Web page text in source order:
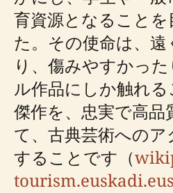
育資源となること
た。その使命は、遠
り、傷みやすかっ
ル作品にしか触れ
傑作を、忠実で高品
て、古典芸術への
することです（
tourism.euskadi.eus